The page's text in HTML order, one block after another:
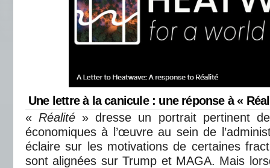
Une lettre à la canicule : une réponse à «
«Réalité » dresse un portrait pertinent
économiques à l’œuvre au sein de
éclaire sur les motivations de certaines
sont alignées sur Trump et MAGA. Mais